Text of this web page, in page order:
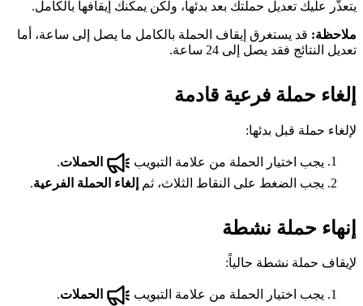
يتعذَّر عليك تعديل حملتك بعد بدئها، ولكن يمكنك إيقافها بالكامل.
ملاحظة: قد يستغرق إيقاف الحملة بالكامل ما يصل إلى ساعة، أما
تعديل النتائج فقد يصل إلى 24 ساعة.
إلغاء حملة فرعية قادمة
لإلغاء حملة قبل بدئها:
يجب اختيار الحملة من علامة التبويب الحملات
يجب الضغط على النقاط الثلاث، ثم
إلغاء الحملة الفرعية.
إنهاء حملة نشطة
لإيقاف حملة نشطة حالياً:
يجب اختيار الحملة من علامة التبويب الحملات.